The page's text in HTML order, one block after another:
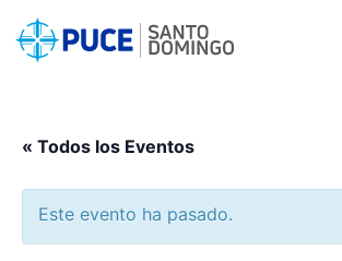
« Todos los Eventos
Este evento ha pasado.